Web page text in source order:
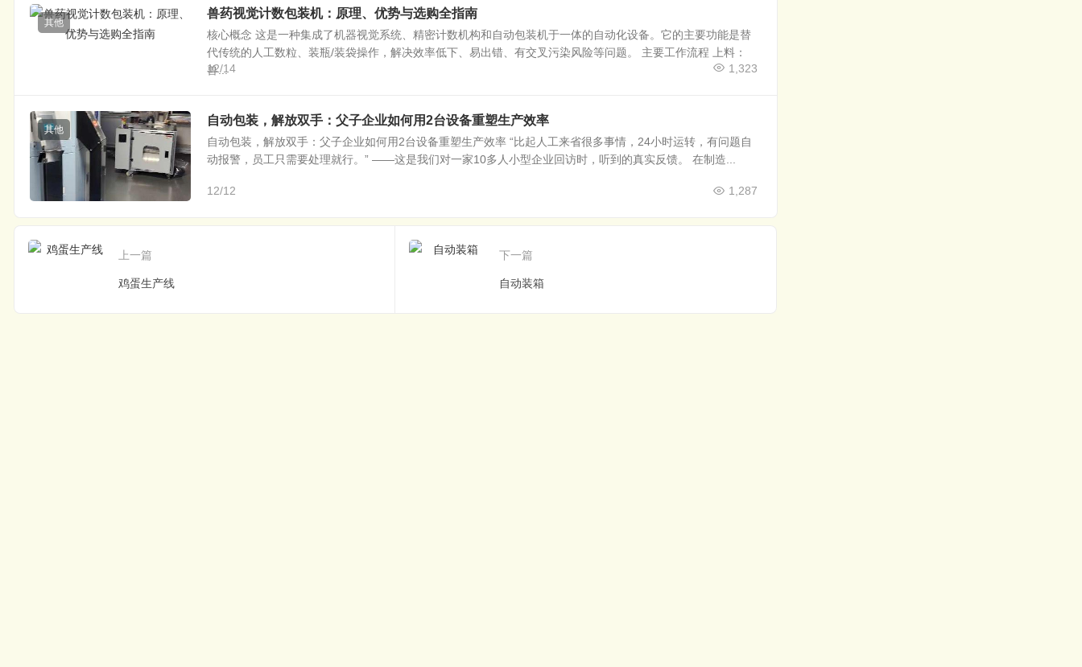
其他
兽药视觉计数包装机：原理、优势与选购全指南
核心概念 这是一种集成了机器视觉系统、精密计数机构和自动包装机于一体的自动化设备。它的主要功能是替
代传统的人工数粒、装瓶/装袋操作，解决效率低下、易出错、有交叉污染风险等问题。 主要工作流程 上料：
兽...
12/14 1,323
其他
自动包装，解放双手：父子企业如何用2台设备重塑生产效率
自动包装，解放双手：父子企业如何用2台设备重塑生产效率 “比起人工来省很多事情，24小时运转，有问题自
动报警，员工只需要处理就行。” ——这是我们对一家10多人小型企业回访时，听到的真实反馈。 在制造...
12/12 1,287
上一篇
鸡蛋生产线
下一篇
自动装箱